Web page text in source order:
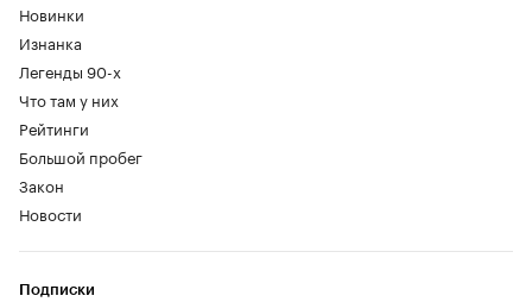
Новинки
Изнанка
Легенды 90-х
Что там у них
Рейтинги
Большой пробег
Закон
Новости
Подписки